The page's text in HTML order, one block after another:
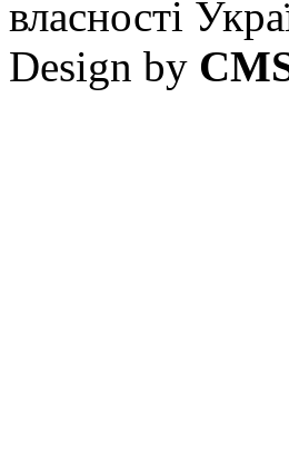
власності
Design by